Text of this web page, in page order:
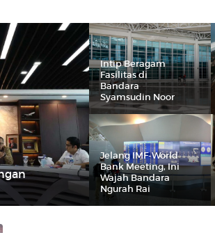
Intip Beragam
Fasilitas di
Bandara
Syamsudin Noor
Jelang IMF-World
Bank Meeting, Ini
Wajah Bandara
Ngurah Rai